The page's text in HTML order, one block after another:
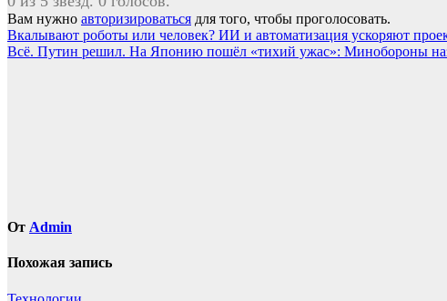
Вам нужно авторизироваться для того, чтобы проголосовать.
Навигация
по
Вкалывают роботы или человек? ИИ и автоматизация ускоряют
Всё. Путин решил. На Японию пошёл «тихий ужас»: Минобороны
От Admin
Похожая запись